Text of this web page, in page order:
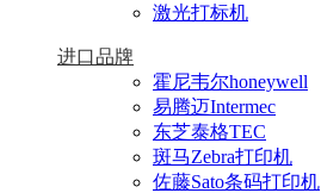
激光打标机
进口品牌
霍尼韦尔honeywell
易腾迈Intermec
东芝泰格TEC
斑马Zebra打印机
佐藤Sato条码打印机